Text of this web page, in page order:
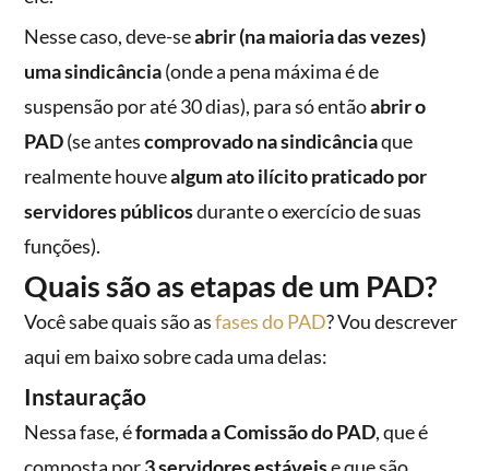
Nesse caso, deve-seabrir (na maioria das vezes)
uma sindicância(onde a pena máxima é de
suspensão por até 30 dias), para só entãoabrir o
PAD(se antescomprovado na sindicânciaque
realmente houvealgum ato ilícito praticado por
servidores públicosdurante o exercício de suas
funções).
Quais são as etapas de um PAD?
Você sabe quais são asfases do PAD? Vou descrever
aqui em baixo sobre cada uma delas:
Instauração
Nessa fase, éformada a Comissão do PAD, que é